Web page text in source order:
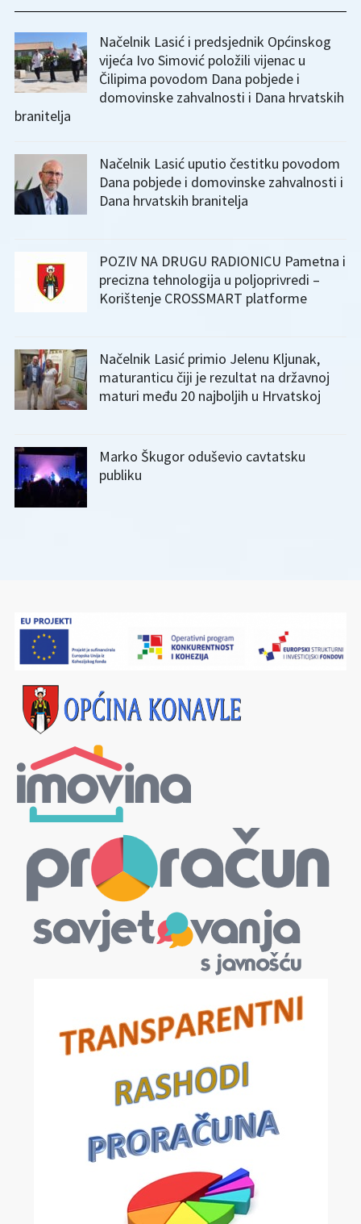
Načelnik Lasić i predsjednik Općinskog
vijeća Ivo Simović položili vijenac u
Čilipima povodom Dana pobjede i
domovinske zahvalnosti i Dana hrvatskih
branitelja
Načelnik Lasić uputio čestitku povodom
Dana pobjede i domovinske zahvalnosti i
Dana hrvatskih branitelja
POZIV NA DRUGU RADIONICU Pametna i
precizna tehnologija u poljoprivredi –
Korištenje CROSSMART platforme
Načelnik Lasić primio Jelenu Kljunak,
maturanticu čiji je rezultat na državnoj
maturi među 20 najboljih u Hrvatskoj
Marko Škugor oduševio cavtatsku
publiku